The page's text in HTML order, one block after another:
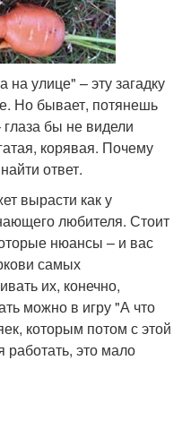
улице" – эту загадку
Но бывает, потянешь
глаза бы не видели
корявая. Почему
ответ.
вырасти как у
любителя. Стоит
нюансы – и вас
самых
их, конечно,
можно в игру "А что
которым потом с этой
это мало